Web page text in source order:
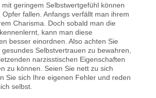
geringem Selbstwertgefühl können
Opfer fallen. Anfangs verfällt man ihrem
Charisma. Doch sobald man die
kann man diese
besser einordnen. Also achten Sie
Selbstvertrauen zu bewahren,
narzisstischen Eigenschaften
zu können. Seien Sie nett zu sich
Sie sich Ihre eigenen Fehler und reden
selbst.